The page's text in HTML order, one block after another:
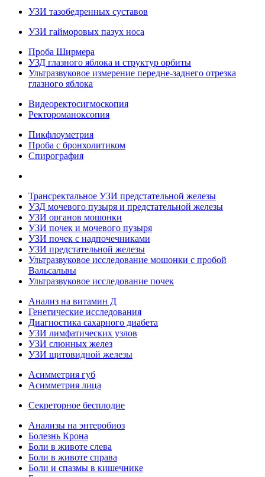
УЗИ тазобедренных суставов
УЗИ гайморовых пазух носа
Проба Ширмера
УЗД глазного яблока и структур орбиты
Ультразвуковое измерение передне-заднего отрезка
глазного яблока
Видеоректосигмоскопия
Ректороманоксопия
Пикфлоуметрия
Проба с бронхолитиком
Спирография
Трансректальное УЗИ предстательной железы
УЗД мочевого пузыря и предстательной железы
УЗИ органов мошонки
УЗИ почек и мочевого пузыря
УЗИ почек с надпочечниками
УЗИ предстательной железы
Ультразвуковое исследование мошонки с пробой
Вальсальвы
Ультразвуковое исследование почек
Анализ на витамин Д
Генетические исследования
Диагностика сахарного диабета
УЗИ лимфатических узлов
УЗИ слюнных желез
УЗИ щитовидной железы
Асимметрия губ
Асимметрия лица
Секреторное бесплодие
Анализы на энтеробиоз
Болезнь Крона
Боли в животе слева
Боли в животе справа
Боли и спазмы в кишечнике